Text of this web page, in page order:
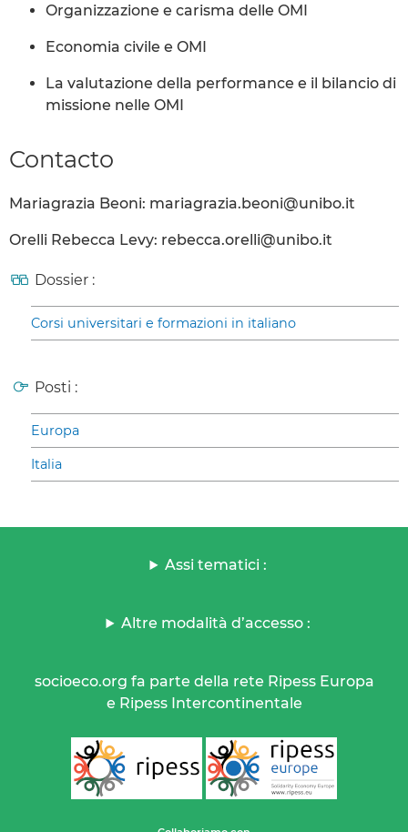
Organizzazione e carisma delle OMI
Economia civile e OMI
La valutazione della performance e il bilancio di
missione nelle OMI
Contacto
Mariagrazia Beoni: mariagrazia.beoni@unibo.it
Orelli Rebecca Levy: rebecca.orelli@unibo.it
Dossier :
Corsi universitari e formazioni in italiano
Posti :
Europa
Italia
Assi tematici :
Altre modalità d’accesso :
socioeco.org fa parte della rete Ripess Europa
e Ripess Intercontinentale